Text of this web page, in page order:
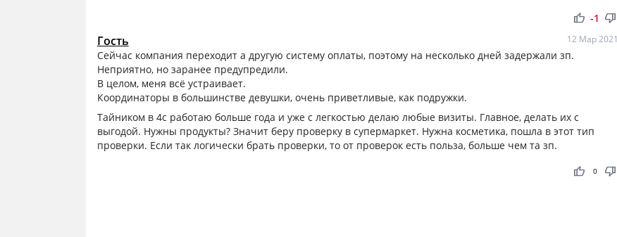
thumb_up thumb_down
-1
Гость 12 Мар 2021
Сейчас компания переходит а другую систему оплаты, поэтому на несколько дней задержали зп.
Неприятно, но заранее предупредили.
В целом, меня всё устраивает.
Координаторы в большинстве девушки, очень приветливые, как подружки.
Тайником в 4с работаю больше года и уже с легкостью делаю любые визиты. Главное, делать их с
выгодой. Нужны продукты? Значит беру проверку в супермаркет. Нужна косметика, пошла в этот тип
проверки. Если так логически брать проверки, то от проверок есть польза, больше чем та зп.
thumb_up thumb_down
0